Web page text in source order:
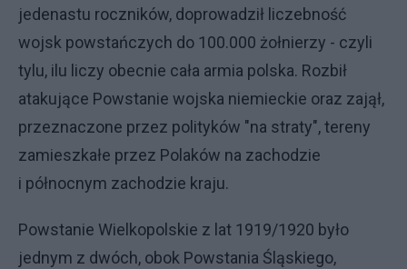
jedenastu roczników, doprowadził liczebność
wojsk powstańczych do 100.000 żołnierzy - czyli
tylu, ilu liczy obecnie cała armia polska. Rozbił
atakujące Powstanie wojska niemieckie oraz zajął,
przeznaczone przez polityków "na straty", tereny
zamieszkałe przez Polaków na zachodzie
i północnym zachodzie kraju.
Powstanie Wielkopolskie z lat 1919/1920 było
jednym z dwóch, obok Powstania Śląskiego,